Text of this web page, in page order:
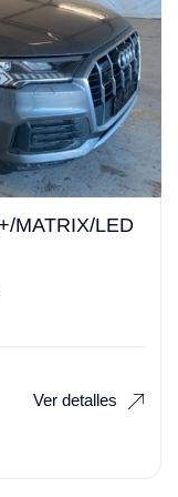
MATRIX/LED
Ver detalles